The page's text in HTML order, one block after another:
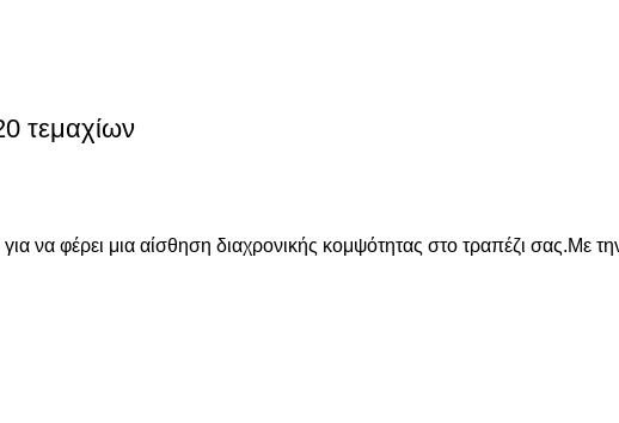
τεμαχίων
να φέρει μια αίσθηση διαχρονικής κομψότητας στο τραπέζι σας.Με